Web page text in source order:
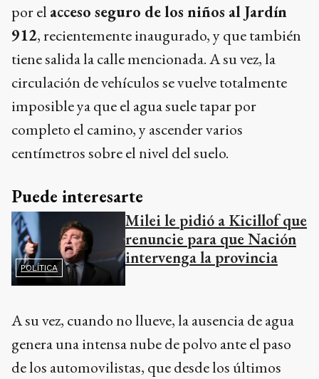
por el acceso seguro de los niños al Jardín
912, recientemente inaugurado, y que también
tiene salida la calle mencionada. A su vez, la
circulación de vehículos se vuelve totalmente
imposible ya que el agua suele tapar por
completo el camino, y ascender varios
centímetros sobre el nivel del suelo.
Puede interesarte
POLÍTICA
Milei le pidió a Kicillof que
renuncie para que Nación
intervenga la provincia
A su vez, cuando no llueve, la ausencia de agua
genera una intensa nube de polvo ante el paso
de los automovilistas, que desde los últimos